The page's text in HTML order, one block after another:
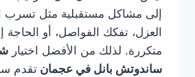
إلى مشاكل مستقبلية مثل تسرب
العزل، تفكك الفواصل، أو الحاجة
متكررة. لذلك من الأفضل اختيار
ساندوتش بانل في عجمان تقدم